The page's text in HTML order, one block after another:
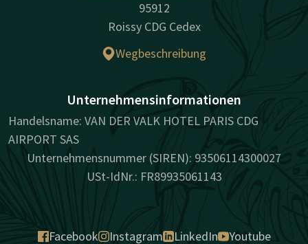
95912
Roissy CDG Cedex
Wegbeschreibung
Unternehmensinformationen
Handelsname: VAN DER VALK HOTEL PARIS CDG
AIRPORT SAS
Unternehmensnummer (SIREN): 93506114300027
USt-IdNr.: FR89935061143
Facebook Instagram LinkedIn Youtube